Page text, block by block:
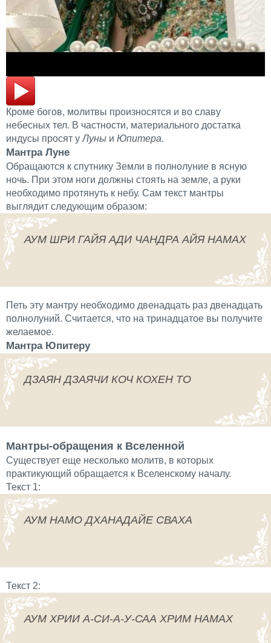
Кроме богов, молитвы произносятся и во славу
небесных тел. В частности, материального достатка
индусы просят уЛуны и Юпитера.
Мантра Луне
Обращаются к спутнику Земли в полнолуние в ясную
ночь. При этом ноги должны стоять на земле, а руки
необходимо протянуть к небу. Сам текст мантры
выглядит следующим образом:
АУМ ШРИ ГАЙЯ АДИ ЧАНДРА АЙЯ НАМАХ
Петь эту мантру необходимо двенадцать раз двенадцать
полнолуний. Считается, что на тринадцатое вы получите
желаемое.
Мантра Юпитеру
ДЗАЯН ДЗАЯЧИ КОЧ КОХЕН ТО
Мантры-обращения к Вселенной
Существует еще несколько молитв, в которых
практикующий обращается к Вселенскому началу.
Текст 1:
АУМ НАМО ДХАНАДАЙЕ СВАХА
Текст 2:
АУМ ХРИИ А-СИ-А-У-САА ХРИМ НАМАХ